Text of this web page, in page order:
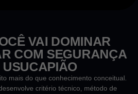
VAI DOMINAR
COM SEGURANÇA
USUCAPIÃO
mais do que conhecimento conceitual.
critério técnico, método de